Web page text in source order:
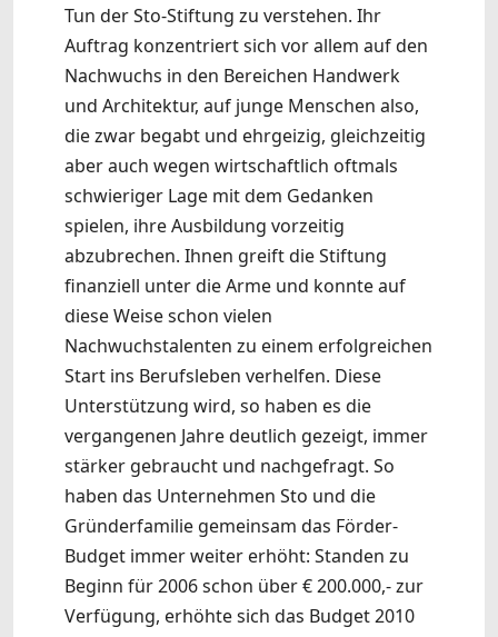
Tun der Sto-Stiftung zu verstehen. Ihr
Auftrag konzentriert sich vor allem auf den
Nachwuchs in den Bereichen Handwerk
und Architektur, auf junge Menschen also,
die zwar begabt und ehrgeizig, gleichzeitig
aber auch wegen wirtschaftlich oftmals
schwieriger Lage mit dem Gedanken
spielen, ihre Ausbildung vorzeitig
abzubrechen. Ihnen greift die Stiftung
finanziell unter die Arme und konnte auf
diese Weise schon vielen
Nachwuchstalenten zu einem erfolgreichen
Start ins Berufsleben verhelfen. Diese
Unterstützung wird, so haben es die
vergangenen Jahre deutlich gezeigt, immer
stärker gebraucht und nachgefragt. So
haben das Unternehmen Sto und die
Gründerfamilie gemeinsam das Förder-
Budget immer weiter erhöht: Standen zu
Beginn für 2006 schon über € 200.000,- zur
Verfügung, erhöhte sich das Budget 2010